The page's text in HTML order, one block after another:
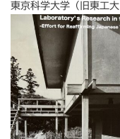
東京科学大学（旧東工